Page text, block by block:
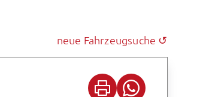
neue Fahrzeugsuche ↺